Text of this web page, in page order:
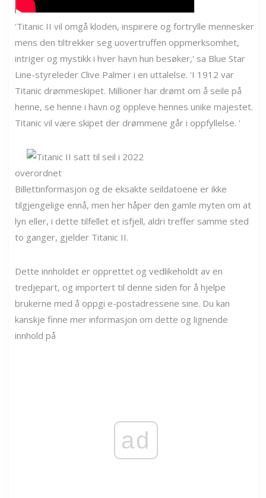
'Titanic II vil omgå kloden, inspirere og fortrylle mennesker
mens den tiltrekker seg uovertruffen oppmerksomhet,
intriger og mystikk i hver havn hun besøker,' sa Blue Star
Line-styreleder Clive Palmer i en uttalelse. 'I 1912 var
Titanic drømmeskipet. Millioner har drømt om å seile på
henne, se henne i havn og oppleve hennes unike majestet.
Titanic vil være skipet der drømmene går i oppfyllelse. '
overordnet
Billettinformasjon og de eksakte seildatoene er ikke
tilgjengelige ennå, men her håper den gamle myten om at
lyn eller, i dette tilfellet et isfjell, aldri treffer samme sted
to ganger, gjelder Titanic II.
Dette innholdet er opprettet og vedlikeholdt av en
tredjepart, og importert til denne siden for å hjelpe
brukerne med å oppgi e-postadressene sine. Du kan
kanskje finne mer informasjon om dette og lignende
innhold på
ad